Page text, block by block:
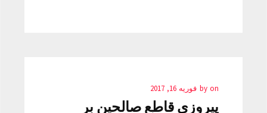
by on فوریه 16, 2017
پیروزی قاطع صالحین بر